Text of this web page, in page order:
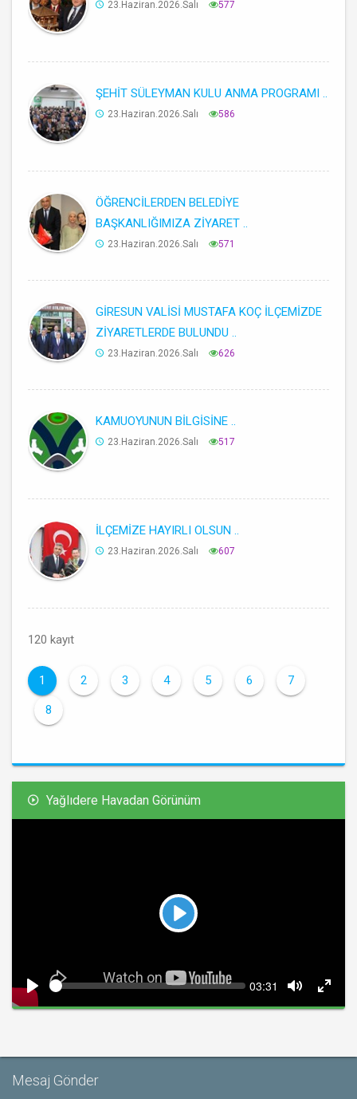
23.Haziran.2026.Salı 577
ŞEHİT SÜLEYMAN KULU ANMA PROGRAMI ..
23.Haziran.2026.Salı 586
ÖĞRENCİLERDEN BELEDİYE
BAŞKANLIĞIMIZA ZİYARET ..
23.Haziran.2026.Salı 571
GİRESUN VALİSİ MUSTAFA KOÇ İLÇEMİZDE
ZİYARETLERDE BULUNDU ..
23.Haziran.2026.Salı 626
KAMUOYUNUN BİLGİSİNE ..
23.Haziran.2026.Salı 517
İLÇEMİZE HAYIRLI OLSUN ..
23.Haziran.2026.Salı 607
120 kayıt
1 2 3 4 5 6 7
8
Yağlıdere Havadan Görünüm
Play
Play
Seek Current
03:31
Mute
Mesaj Gönder